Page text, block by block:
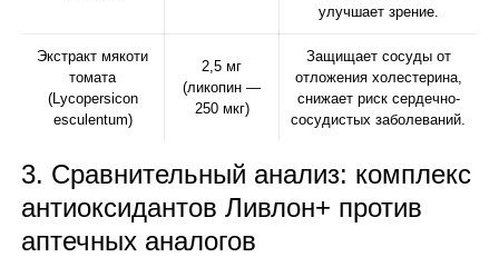
улучшает зрение.
Экстракт мякоти
томата
(Lycopersicon
esculentum)
2,5 мг
(ликопин —
250 мкг)
Защищает сосуды от
отложения холестерина,
снижает риск сердечно-
сосудистых заболеваний.
3. Сравнительный анализ: комплекс
антиоксидантов Ливлон+ против
аптечных аналогов